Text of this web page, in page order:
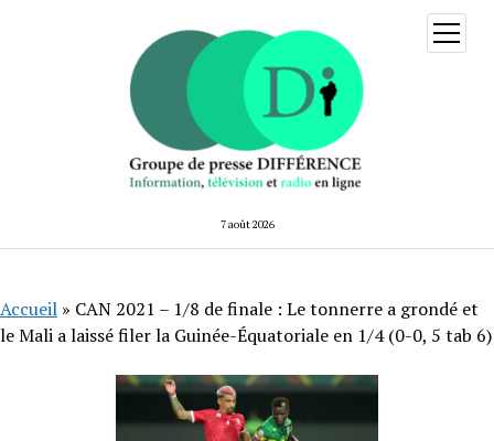
7 août 2026
ouvrir
menu
Accueil » CAN 2021 – 1/8 de finale : Le tonnerre a grondé et
le Mali a laissé filer la Guinée-Équatoriale en 1/4 (0-0, 5 tab 6)